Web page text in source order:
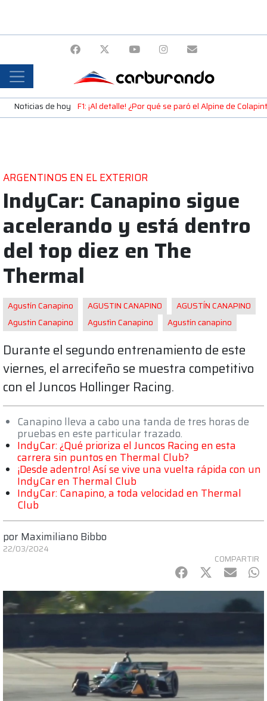
Noticias de hoy F1: ¡Al detalle! ¿Por qué se paró el Alpine de
ARGENTINOS EN EL EXTERIOR
IndyCar: Canapino sigue
acelerando y está dentro
del top diez en The
Thermal
Agustín Canapino AGUSTIN CANAPINO
AGUSTÍN CANAPINO
Agustin Canapino
Agustìn Canapino Agustín canapino
Durante el segundo entrenamiento de este
viernes, el arrecifeño se muestra competitivo
con el Juncos Hollinger Racing.
Canapino lleva a cabo una tanda de tres horas de
pruebas en este particular trazado.
IndyCar: ¿Qué prioriza el Juncos Racing en esta
carrera sin puntos en Thermal Club?
¡Desde adentro! Así se vive una vuelta rápida con un
IndyCar en Thermal Club
IndyCar: Canapino, a toda velocidad en Thermal
Club
por Maximiliano Bibbo
22/03/2024
COMPARTIR
Facebook
Twitter
mail